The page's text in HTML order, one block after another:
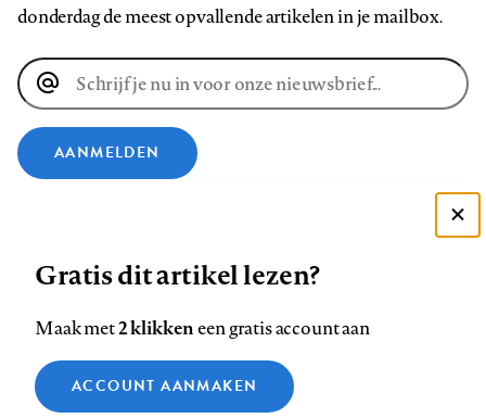
donderdag de meest opvallende artikelen in je mailbox.
E-
mailadres
AANMELDEN
ons
op
Facebook
ons
op
LinkedIn
ons
op
Bluesky
ons
op
Instagram
ons
op
YouTube
ons
Footer
Contact Colofon Disclaimer Privacy
Medische vragen verdienen
Gratis dit artikel lezen?
Maak met2 klikkeneen gratis account aan
ACCOUNT AANMAKEN
Zie onze cookie policy
Analytische cookies